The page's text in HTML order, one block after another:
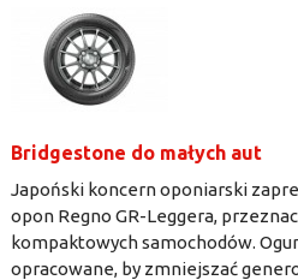
Bridgestone do małych aut
Japoński koncern oponiarski
opon Regno GR-Leggera,
kompaktowych samochodów.
opracowane, by zmniejszać